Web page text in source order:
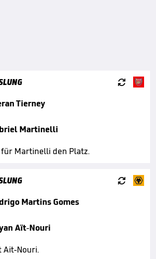

Tierney
Martinelli
Martinelli den Platz.

Martins Gomes
Aït-Nouri
Ait-Nouri.